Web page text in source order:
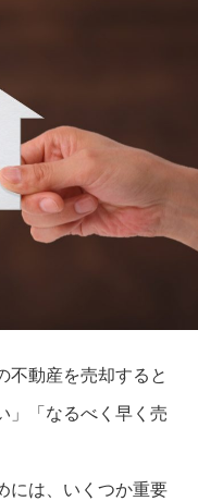
不動産を売却すると
」「なるべく早く売
には、いくつか重要